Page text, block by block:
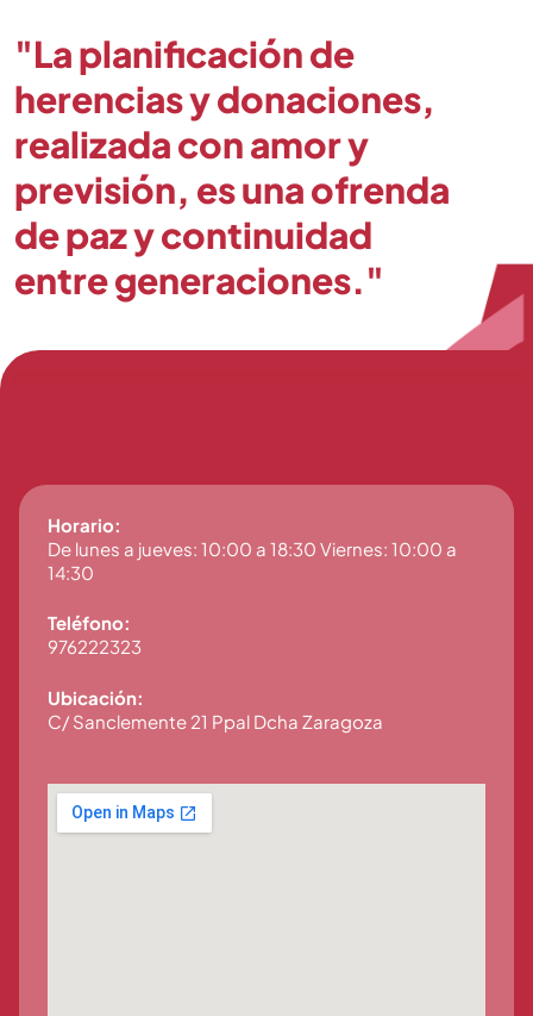
"La planificación de
herencias y donaciones,
realizada con amor y
previsión, es una ofrenda
de paz y continuidad
entre generaciones."
Horario:
De lunes a jueves: 10:00 a 18:30 Viernes: 10:00 a
14:30
Teléfono:
976222323
Ubicación:
C/ Sanclemente 21 Ppal Dcha Zaragoza